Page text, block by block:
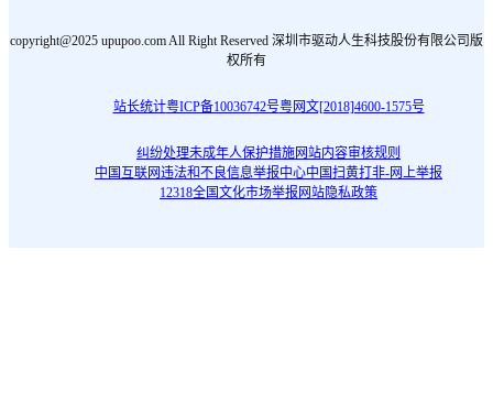
copyright@2025 upupoo.com All Right Reserved 深圳市驱动人生科技股份有限公司版
权所有
站长统计粤ICP备10036742号粤网文[2018]4600-1575号
纠纷处理未成年人保护措施网站内容审核规则
中国互联网违法和不良信息举报中心中国扫黄打非-网上举报
12318全国文化市场举报网站隐私政策